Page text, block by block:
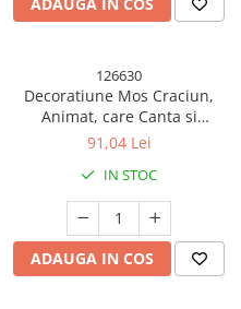
126630
Decoratiune Mos Craciun,
Animat, care Canta si
Danseaza, cu Saxofon,
Inaltime, Rosu
91,04 Lei
IN STOC
ADAUGA IN COS